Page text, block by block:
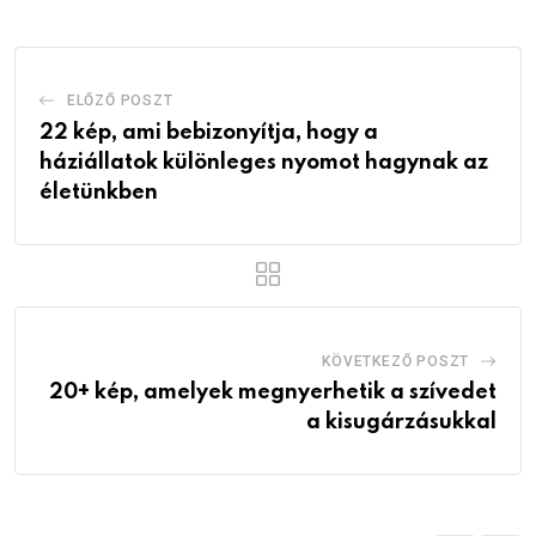
ELŐZŐ POSZT
22 kép, ami bebizonyítja, hogy a
háziállatok különleges nyomot hagynak az
életünkben
KÖVETKEZŐ POSZT
20+ kép, amelyek megnyerhetik a szívedet
a kisugárzásukkal